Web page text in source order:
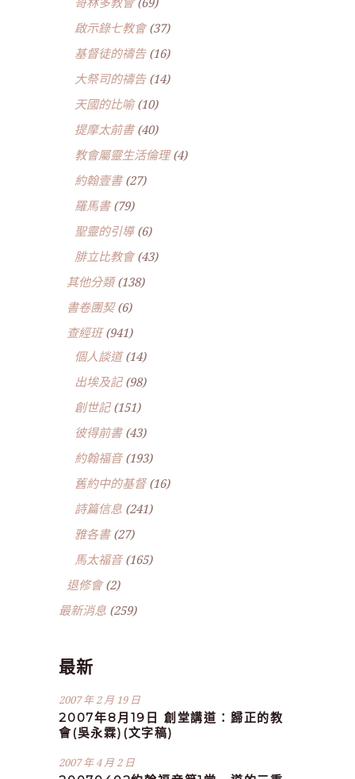
啟示錄七教會(37)
基督徒的禱告(16)
大祭司的禱告(14)
天國的比喻(10)
提摩太前書(40)
教會屬靈生活倫理(4)
約翰壹書(27)
羅馬書(79)
聖靈的引導(6)
腓立比教會(43)
其他分類(138)
書卷團契(6)
查經班(941)
個人談道(14)
出埃及記(98)
創世記(151)
彼得前書(43)
約翰福音(193)
舊約中的基督(16)
詩篇信息 (241)
雅各書(27)
馬太福音(165)
退修會(2)
最新消息 (259)
最新
2007 年 2 月 19 日
2007年8月19日 創堂講道：歸正的教
會(吳永霖)(文字稿)
2007 年 4 月 2 日